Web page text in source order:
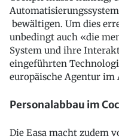
bewältigen. Um dies
unbedingt auch «die
System und ihre
eingeführten
europäische Agentur im
Personalabbau im
Die Easa macht zudem